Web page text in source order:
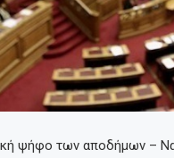
ψήφο των αποδήμων –